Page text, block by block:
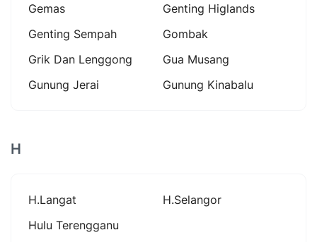
Gemas
Genting Higlands
Genting Sempah
Gombak
Grik Dan Lenggong
Gua Musang
Gunung Jerai
Gunung Kinabalu
H
H.langat
H.selangor
Hulu Terengganu